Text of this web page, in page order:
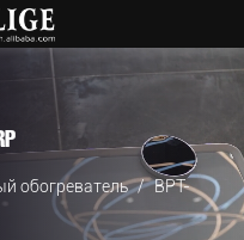
обогреватель / BPT-